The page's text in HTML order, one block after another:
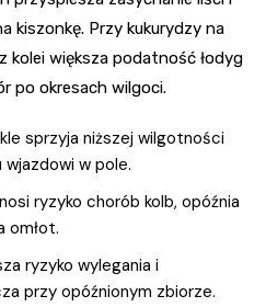
kiszonkę. Przy kukurydzy na
kolei większa podatność łodyg
po okresach wilgoci.
sprzyja niższej wilgotności
wjazdowi w pole.
ryzyko chorób kolb, opóźnia
omłot.
ryzyko wylegania i
przy opóźnionym zbiorze.